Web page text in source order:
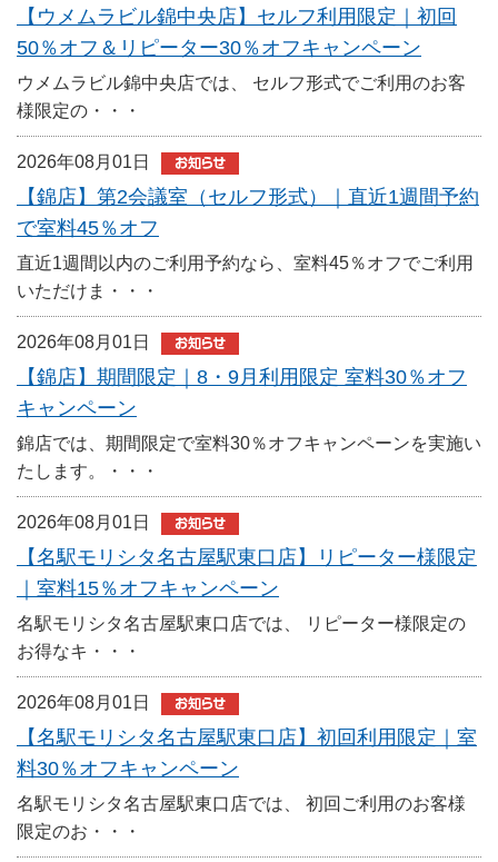
【ウメムラビル錦中央店】セルフ利用限定｜初回
50％オフ＆リピーター30％オフキャンペーン
ウメムラビル錦中央店では、 セルフ形式でご利用のお客
様限定の・・・
2026年08月01日
【錦店】第2会議室（セルフ形式）｜直近1週間予約
で室料45％オフ
直近1週間以内のご利用予約なら、室料45％オフでご利用
いただけま・・・
2026年08月01日
【錦店】期間限定｜8・9月利用限定 室料30％オフ
キャンペーン
錦店では、期間限定で室料30％オフキャンペーンを実施い
たします。・・・
2026年08月01日
【名駅モリシタ名古屋駅東口店】リピーター様限定
｜室料15％オフキャンペーン
名駅モリシタ名古屋駅東口店では、 リピーター様限定の
お得なキ・・・
2026年08月01日
【名駅モリシタ名古屋駅東口店】初回利用限定｜室
料30％オフキャンペーン
名駅モリシタ名古屋駅東口店では、 初回ご利用のお客様
限定のお・・・